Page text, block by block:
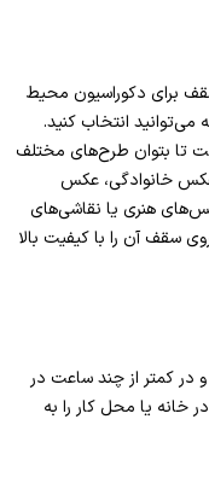
برای دکوراسیون محیط
انتخاب کنید.
تا بتوان طرح‌های مختلف
عکس خانوادگی، عکس
هنری یا نقاشی‌های
سقف آن را با کیفیت بالا
کمتر از چند ساعت در
یا محل کار را به